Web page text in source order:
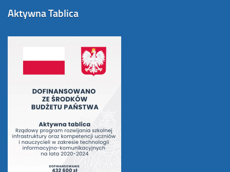
Aktywna Tablica